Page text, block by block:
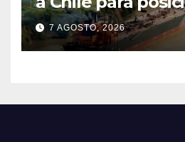
puertos del sur de
como salida para
exportaciones
7 AGOSTO, 2026